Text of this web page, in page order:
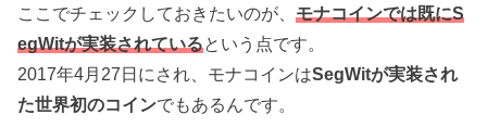
ここでチェックしておきたいのが、モナコインでは既にS
egWitが実装されているという点です。
2017年4月27日にされ、モナコインはSegWitが実装され
た世界初のコインでもあるんです。